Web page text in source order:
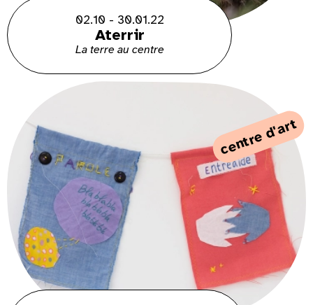
02.10 - 30.01.22
Aterrir
La terre au centre
centre d'art